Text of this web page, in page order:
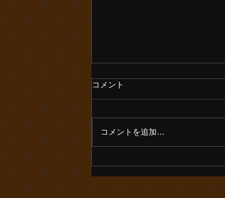
朝晩寒く感じます
お彼岸ですが彼岸花が全く咲きま
コメント
コメントを追加…